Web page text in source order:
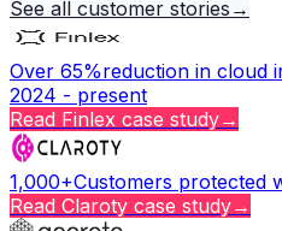
See all customer stories →
Over 65%reduction in cloud
2024 - present
Read Finlex case study→
1,000+Customers protected
Read Claroty case study→